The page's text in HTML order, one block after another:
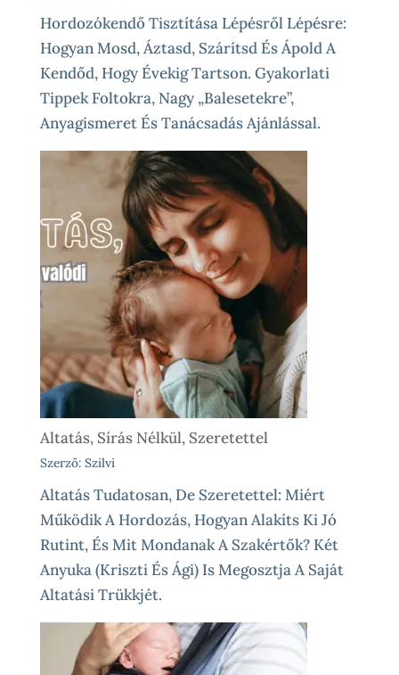
Hordozókendő Tisztítása Lépésről Lépésre:
Hogyan Mosd, Áztasd, Szárítsd És Ápold A
Kendőd, Hogy Évekig Tartson. Gyakorlati
Tippek Foltokra, Nagy „balesetekre”,
Anyagismeret És Tanácsadás Ajánlással.
Altatás, Sírás Nélkül, Szeretettel
Szerző: Szilvi
Altatás Tudatosan, De Szeretettel: Miért
Működik A Hordozás, Hogyan Alakíts Ki Jó
Rutint, És Mit Mondanak A Szakértők? Két
Anyuka (Kriszti És Ági) Is Megosztja A Saját
Altatási Trükkjét.